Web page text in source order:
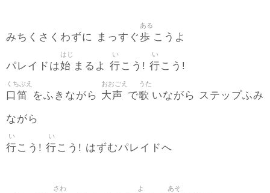
みちくさくわずに まっすぐ歩
ある
こうよ
パレイドは始
はじ
まるよ 行
い
こう! 行
い
こう!
口笛
くちぶえ
をふきながら 大声
おおごえ
で歌
うた
いながら ステップふみ
ながら
行
い
こう! 行
い
こう! はずむパレイドへ
さわ よ あそ